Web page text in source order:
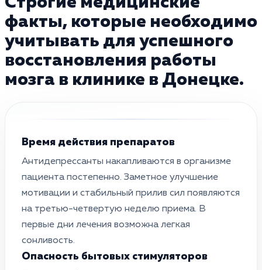
факты, которые необходимо
учитывать для успешного
восстановления работы
мозга в клинике в Донецке.
Время действия препаратов
Антидепрессанты накапливаются в организме
пациента постепенно. Заметное улучшение
мотивации и стабильный прилив сил появляются
на третью-четвертую неделю приема. В
первые дни лечения возможна легкая
сонливость.
Опасность бытовых стимуляторов